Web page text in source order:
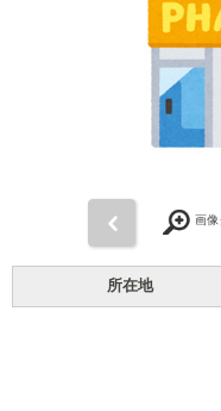
画像
所在地